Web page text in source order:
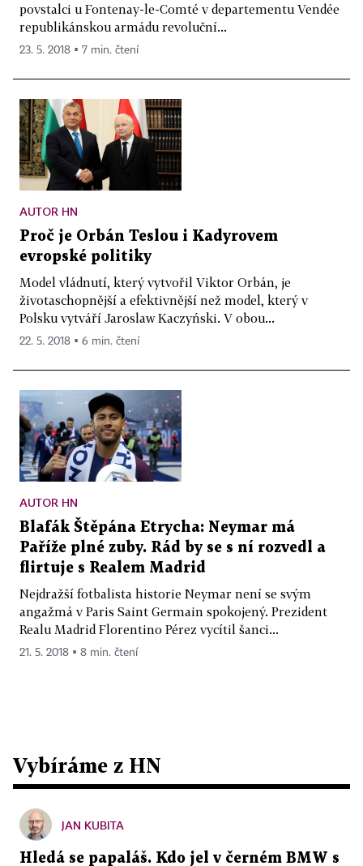
povstalci u Fontenay-le-Comté v departementu Vendée
republikánskou armádu revoluční...
23. 5. 2018 ▪ 7 min. čtení
AUTOR HN
Proč je Orbán Teslou i Kadyrovem
evropské politiky
Model vládnutí, který vytvořil Viktor Orbán, je
životaschopnější a efektivnější než model, který v
Polsku vytváří Jaroslaw Kaczyński. V obou...
22. 5. 2018 ▪ 6 min. čtení
AUTOR HN
Blafák Štěpána Etrycha: Neymar má
Paříže plné zuby. Rád by se s ní rozvedl a
flirtuje s Realem Madrid
Nejdražší fotbalista historie Neymar není se svým
angažmá v Paris Saint Germain spokojený. Prezident
Realu Madrid Florentino Pérez vycítil šanci...
21. 5. 2018 ▪ 8 min. čtení
Vybíráme z HN
JAN KUBITA
Hledá se papaláš. Kdo jel v černém BMW s